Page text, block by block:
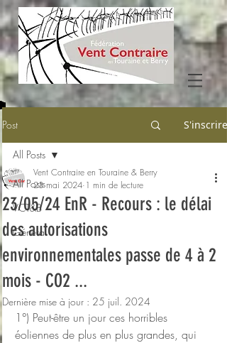
Post S'inscrire
All Posts
VCT&B
Général
All Posts
23/05/24 EnR - Recours : le délai
des autorisations
environnementales passe de 4 à 2
mois - CO2 ...
Vent Contraire en Touraine & Berry
23 mai 2024 1 min de lecture
Dernière mise à jour : 25 juil. 2024
1°) Peut-être un jour ces horribles
éoliennes de plus en plus grandes, qui